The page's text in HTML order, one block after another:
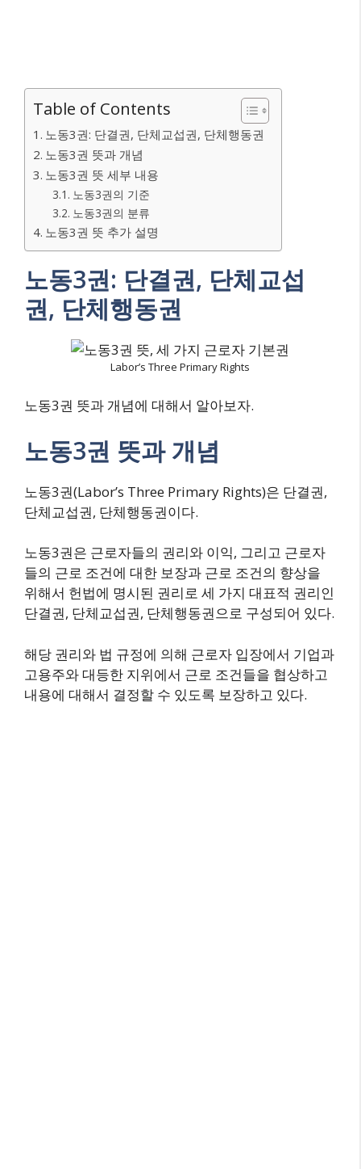
Table of Contents
노동3권: 단결권, 단체교섭권, 단체행동권
노동3권 뜻과 개념
노동3권 뜻 세부 내용
노동3권의 기준
노동3권의 분류
노동3권 뜻 추가 설명
노동3권: 단결권, 단체교섭
권, 단체행동권
Labor’s Three Primary Rights
노동3권 뜻과 개념에 대해서 알아보자.
노동3권 뜻과 개념
노동3권(Labor’s Three Primary Rights)은 단결권,
단체교섭권, 단체행동권이다.
노동3권은 근로자들의 권리와 이익, 그리고 근로자
들의 근로 조건에 대한 보장과 근로 조건의 향상을
위해서 헌법에 명시된 권리로 세 가지 대표적 권리인
단결권, 단체교섭권, 단체행동권으로 구성되어 있다.
해당 권리와 법 규정에 의해 근로자 입장에서 기업과
고용주와 대등한 지위에서 근로 조건들을 협상하고
내용에 대해서 결정할 수 있도록 보장하고 있다.